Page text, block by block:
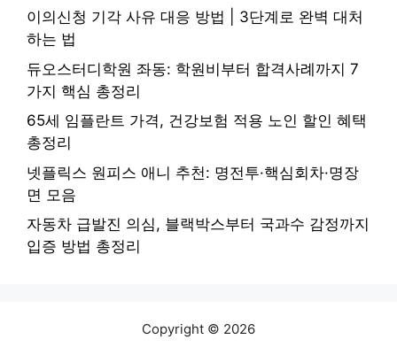
이의신청 기각 사유 대응 방법 | 3단계로 완벽 대처
하는 법
듀오스터디학원 좌동: 학원비부터 합격사례까지 7
가지 핵심 총정리
65세 임플란트 가격, 건강보험 적용 노인 할인 혜택
총정리
넷플릭스 원피스 애니 추천: 명전투·핵심회차·명장
면 모음
자동차 급발진 의심, 블랙박스부터 국과수 감정까지
입증 방법 총정리
Copyright © 2026